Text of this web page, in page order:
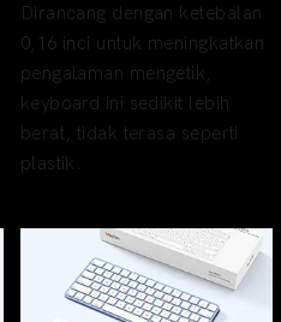
Dirancang dengan ketebalan
0,16 inci untuk meningkatkan
pengalaman mengetik,
keyboard ini sedikit lebih
berat, tidak terasa seperti
plastik.